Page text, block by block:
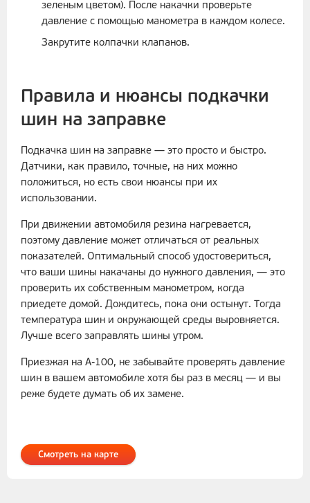
зеленым цветом). После накачки проверьте
давление с помощью манометра в каждом колесе.
Закрутите колпачки клапанов.
Правила и нюансы подкачки
шин на заправке
Подкачка шин на заправке — это просто и быстро.
Датчики, как правило, точные, на них можно
положиться, но есть свои нюансы при их
использовании.
При движении автомобиля резина нагревается,
поэтому давление может отличаться от реальных
показателей. Оптимальный способ удостовериться,
что ваши шины накачаны до нужного давления, — это
проверить их собственным манометром, когда
приедете домой. Дождитесь, пока они остынут. Тогда
температура шин и окружающей среды выровняется.
Лучше всего заправлять шины утром.
Приезжая на А-100, не забывайте проверять давление
шин в вашем автомобиле хотя бы раз в месяц — и вы
реже будете думать об их замене.
Смотреть на карте